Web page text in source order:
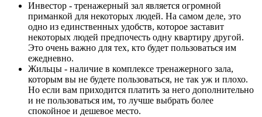
Инвестор - тренажерный зал является огромной
приманкой для некоторых людей. На самом деле, это
одно из единственных удобств, которое заставит
некоторых людей предпочесть одну квартиру другой.
Это очень важно для тех, кто будет пользоваться им
ежедневно.
Жильцы - наличие в комплексе тренажерного зала,
которым вы не будете пользоваться, не так уж и плохо.
Но если вам приходится платить за него дополнительно
и не пользоваться им, то лучше выбрать более
спокойное и дешевое место.